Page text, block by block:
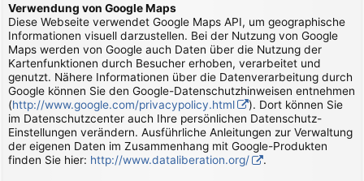
Verwendung von Google Maps
Diese Webseite verwendet Google Maps API, um geographische
Informationen visuell darzustellen. Bei der Nutzung von Google
Maps werden von Google auch Daten über die Nutzung der
Kartenfunktionen durch Besucher erhoben, verarbeitet und
genutzt. Nähere Informationen über die Datenverarbeitung durch
Google können Sie den Google-Datenschutzhinweisen entnehmen
(http://www.google.com/privacypolicy.html
). Dort können Sie
im Datenschutzcenter auch Ihre persönlichen Datenschutz-
Einstellungen verändern. Ausführliche Anleitungen zur Verwaltung
der eigenen Daten im Zusammenhang mit Google-Produkten
finden Sie hier: http://www.dataliberation.org/ .